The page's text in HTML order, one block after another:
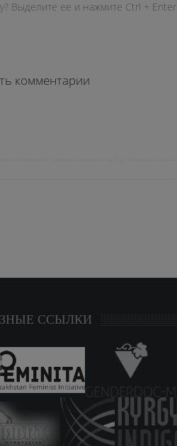
Выделите ее и нажмите Ctrl + Enter
комментарии
ССЫЛКИ